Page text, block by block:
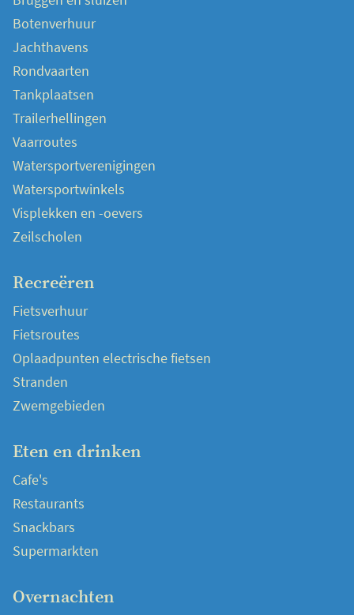
Botenverhuur
Jachthavens
Rondvaarten
Tankplaatsen
Trailerhellingen
Vaarroutes
Watersportverenigingen
Watersportwinkels
Visplekken en -oevers
Zeilscholen
Recreëren
Fietsverhuur
Fietsroutes
Oplaadpunten electrische fietsen
Stranden
Zwemgebieden
Eten en drinken
Cafe's
Restaurants
Snackbars
Supermarkten
Overnachten